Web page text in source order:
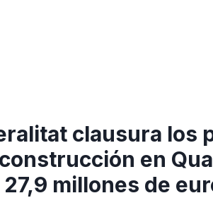
clausura los
en
millones de